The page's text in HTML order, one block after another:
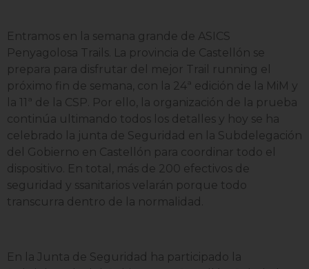
Entramos en la semana grande de ASICS
Penyagolosa Trails. La provincia de Castellón se
prepara para disfrutar del mejor Trail running el
próximo fin de semana, con la 24ª edición de la MiM y
la 11ª de la CSP. Por ello, la organización de la prueba
continúa ultimando todos los detalles y hoy se ha
celebrado la junta de Seguridad en la Subdelegación
del Gobierno en Castellón para coordinar todo el
dispositivo. En total, más de 200 efectivos de
seguridad y ssanitarios velarán porque todo
transcurra dentro de la normalidad.
En la Junta de Seguridad ha participado la